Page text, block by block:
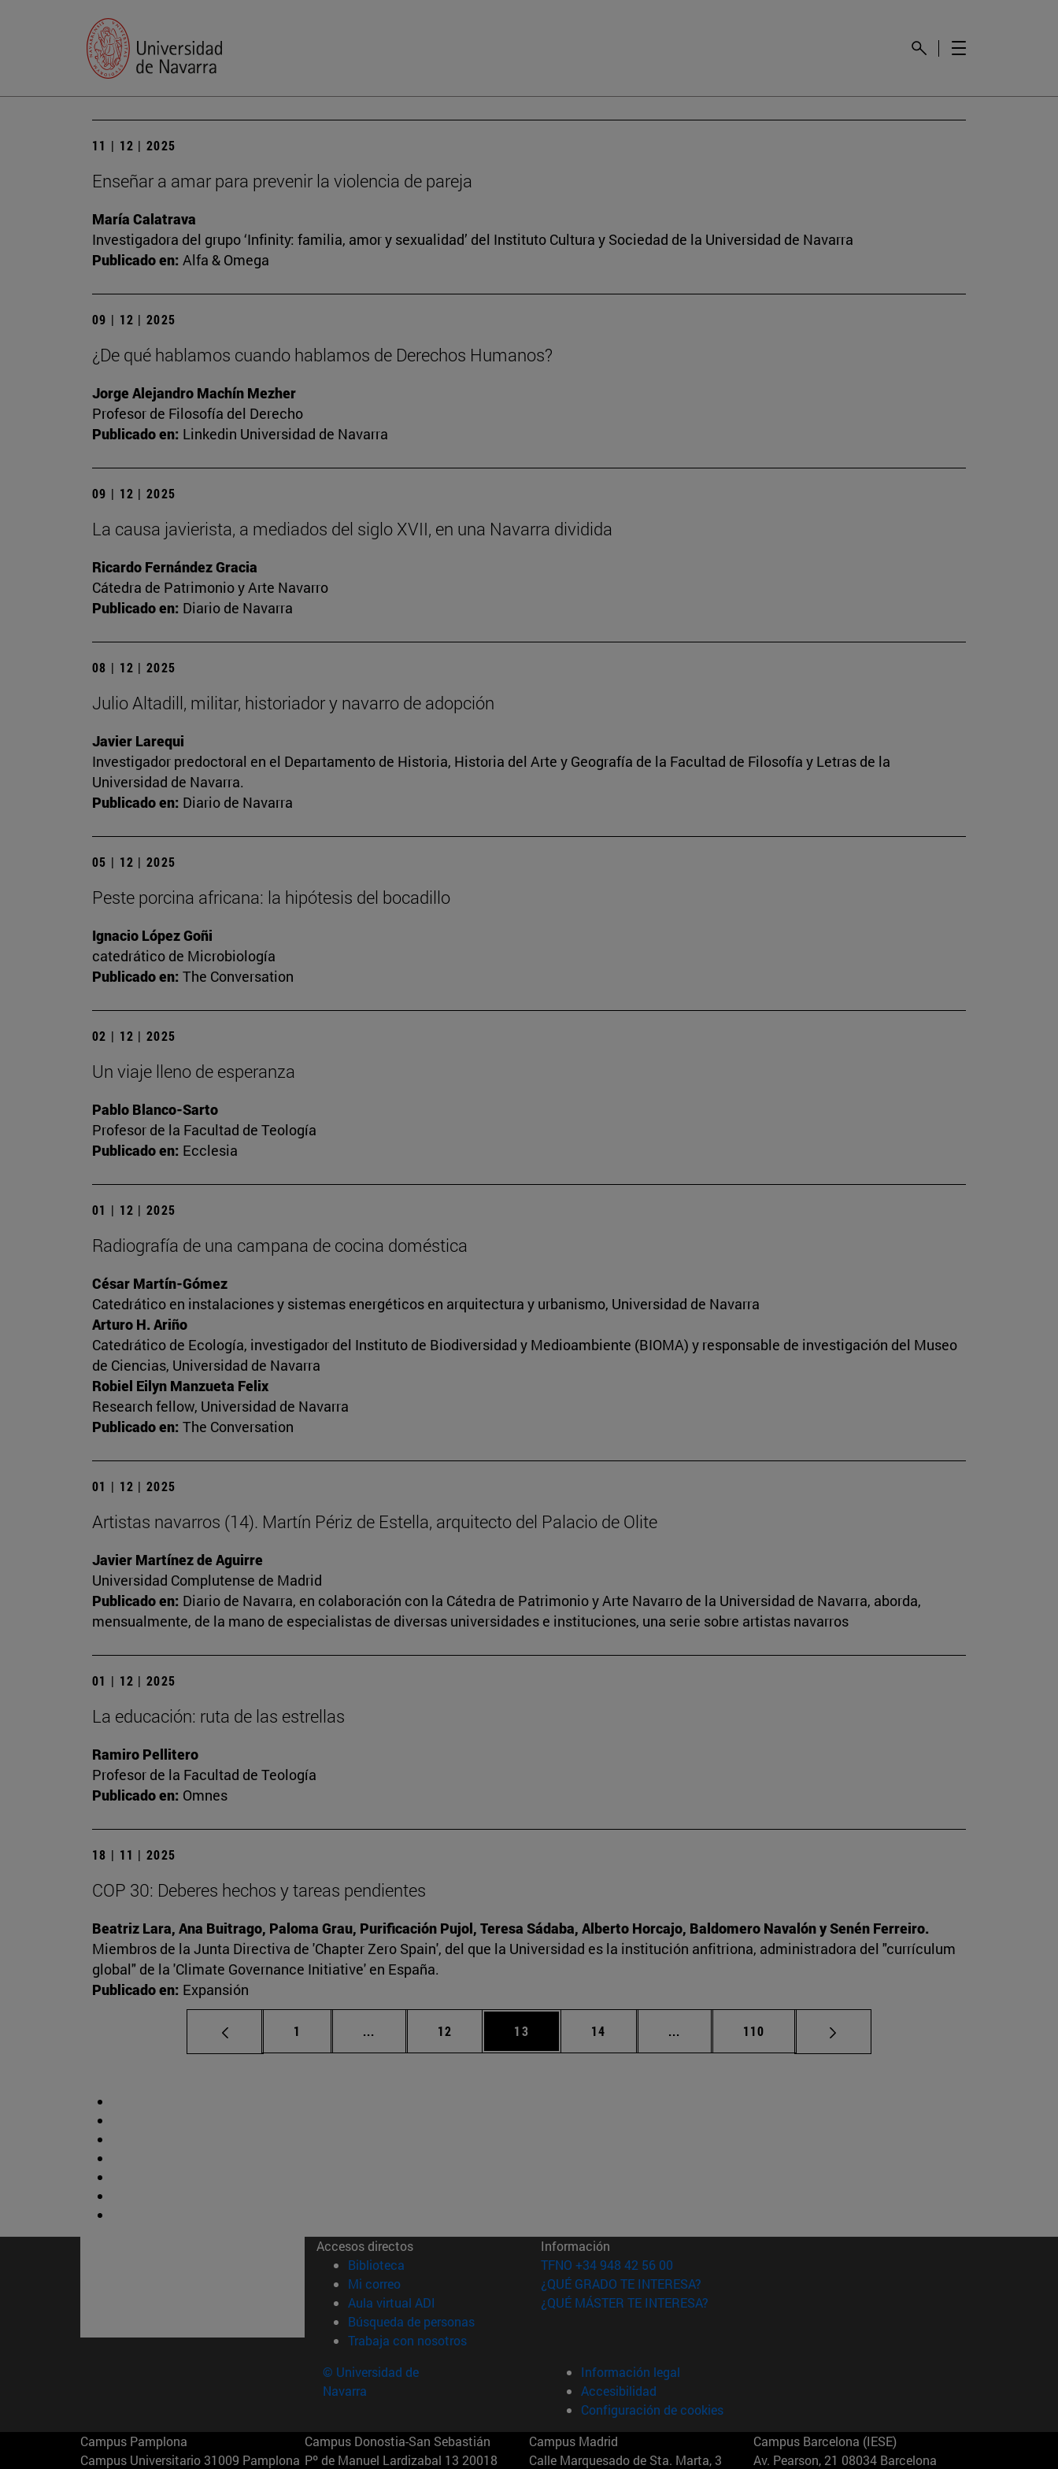
11 | 12 | 2025
Enseñar a amar para prevenir la violencia de pareja
María Calatrava
Investigadora del grupo ‘Infinity: familia, amor y sexualidad’ del Instituto Cultura y Sociedad de la Universidad de Navarra
Publicado en: Alfa & Omega
09 | 12 | 2025
¿De qué hablamos cuando hablamos de Derechos Humanos?
Jorge Alejandro Machín Mezher
Profesor de Filosofía del Derecho
Publicado en: Linkedin Universidad de Navarra
09 | 12 | 2025
La causa javierista, a mediados del siglo XVII, en una Navarra dividida
Ricardo Fernández Gracia
Cátedra de Patrimonio y Arte Navarro
Publicado en: Diario de Navarra
08 | 12 | 2025
Julio Altadill, militar, historiador y navarro de adopción
Javier Larequi
Investigador predoctoral en el Departamento de Historia, Historia del Arte y Geografía de la Facultad de Filosofía y Letras de la
Universidad de Navarra.
Publicado en: Diario de Navarra
05 | 12 | 2025
Peste porcina africana: la hipótesis del bocadillo
Ignacio López Goñi
catedrático de Microbiología
Publicado en: The Conversation
02 | 12 | 2025
Un viaje lleno de esperanza
Pablo Blanco-Sarto
Profesor de la Facultad de Teología
Publicado en: Ecclesia
01 | 12 | 2025
Radiografía de una campana de cocina doméstica
César Martín-Gómez
Catedrático en instalaciones y sistemas energéticos en arquitectura y urbanismo, Universidad de Navarra
Arturo H. Ariño
Catedrático de Ecología, investigador del Instituto de Biodiversidad y Medioambiente (BIOMA) y responsable de investigación del Museo
de Ciencias, Universidad de Navarra
Robiel Eilyn Manzueta Felix
Research fellow, Universidad de Navarra
Publicado en: The Conversation
01 | 12 | 2025
Artistas navarros (14). Martín Périz de Estella, arquitecto del Palacio de Olite
Javier Martínez de Aguirre
Universidad Complutense de Madrid
Publicado en: Diario de Navarra, en colaboración con la Cátedra de Patrimonio y Arte Navarro de la Universidad de Navarra, aborda,
mensualmente, de la mano de especialistas de diversas universidades e instituciones, una serie sobre artistas navarros
01 | 12 | 2025
La educación: ruta de las estrellas
Ramiro Pellitero
Profesor de la Facultad de Teología
Publicado en: Omnes
18 | 11 | 2025
COP 30: Deberes hechos y tareas pendientes
Beatriz Lara, Ana Buitrago, Paloma Grau, Purificación Pujol, Teresa Sádaba, Alberto Horcajo, Baldomero Navalón y Senén Ferreiro.
Miembros de la Junta Directiva de 'Chapter Zero Spain', del que la Universidad es la institución anfitriona, administradora del "currículum
global" de la 'Climate Governance Initiative' en España.
Publicado en: Expansión
Página
1 ... Páginas intermedias Use TAB para desplazarse.
Página
12 Página
13 Página
14 ... Páginas intermedias Use TAB para desplazarse.
Página
110
Accesos directos
Biblioteca (abre en nueva ventana)
Mi correo(abre en nueva ventana)
Aula virtual ADI (abre en nueva ventana)
Búsqueda de personas(abre en nueva ventana)
Trabaja con nosotros(abre en nueva ventana)
Información
TFNO +34 948 42 56 00
¿QUÉ GRADO TE INTERESA?
¿QUÉ MÁSTER TE INTERESA?
© Universidad de
Navarra
Información legal
Accesibilidad
Configuración de cookies
Campus Pamplona
Campus Universitario 31009 Pamplona
Campus Donostia-San Sebastián
Pº de Manuel Lardizabal 13 20018
Campus Madrid
Calle Marquesado de Sta. Marta, 3
Campus Barcelona (IESE)
Av. Pearson, 21 08034 Barcelona